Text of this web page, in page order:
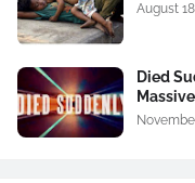
August
Died